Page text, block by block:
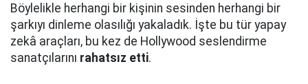
Böylelikle herhangi bir kişinin sesinden herhangi bir
şarkıyı dinleme olasılığı yakaladık. İşte bu tür yapay
zekâ araçları, bu kez de Hollywood seslendirme
sanatçılarını rahatsız etti.